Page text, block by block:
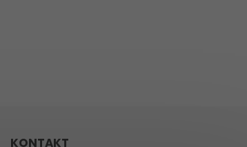
KONTAKT